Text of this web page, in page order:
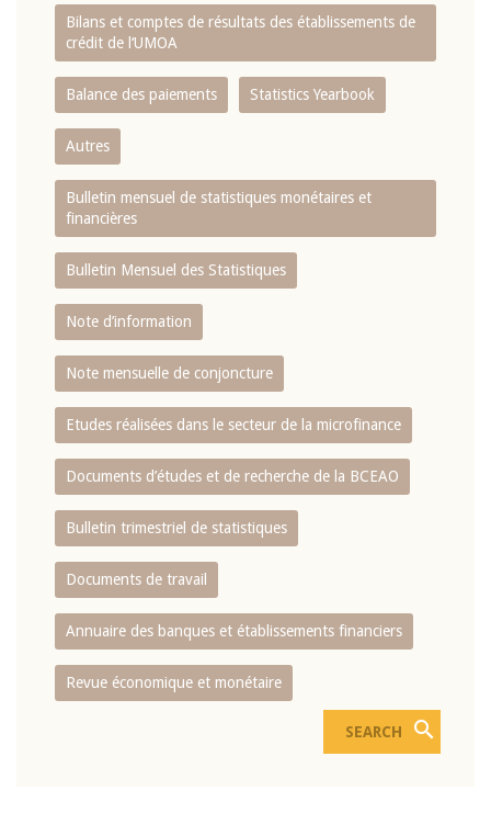
Bilans et comptes de résultats des établissements de
crédit de l‘UMOA
Balance des paiements Statistics Yearbook
Autres
Bulletin mensuel de statistiques monétaires et
financières
Bulletin Mensuel des Statistiques
Note d’information
Note mensuelle de conjoncture
Etudes réalisées dans le secteur de la microfinance
Documents d’études et de recherche de la BCEAO
Bulletin trimestriel de statistiques
Documents de travail
Annuaire des banques et établissements financiers
Revue économique et monétaire